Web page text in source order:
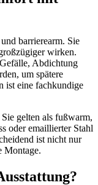
barrierearm. Sie
wirken.
Abdichtung
um spätere
ist eine fachkundige
gelten als fußwarm,
oder emaillierter Stahl
ist nicht nur
Montage.